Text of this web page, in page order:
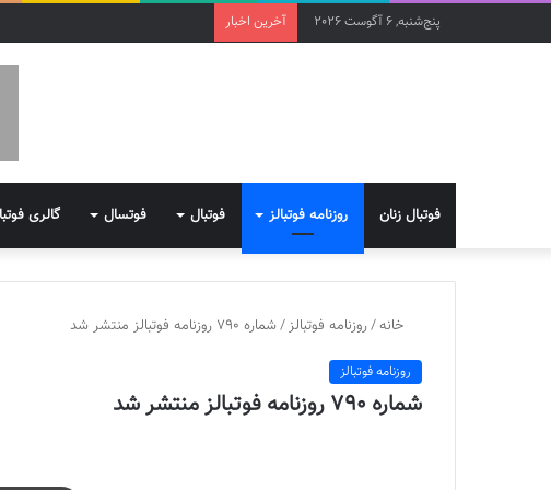
پنج‌شنبه, 6 آگوست 2026 آخرین اخبار
فوتبال زنان روزنامه فوتبالز فوتبال فوتسال گالری
خانه/روزنامه فوتبالز/شماره 790 روزنامه فوتبالز منتشر شد
روزنامه فوتبالز
شماره 790 روزنامه فوتبالز منتشر شد